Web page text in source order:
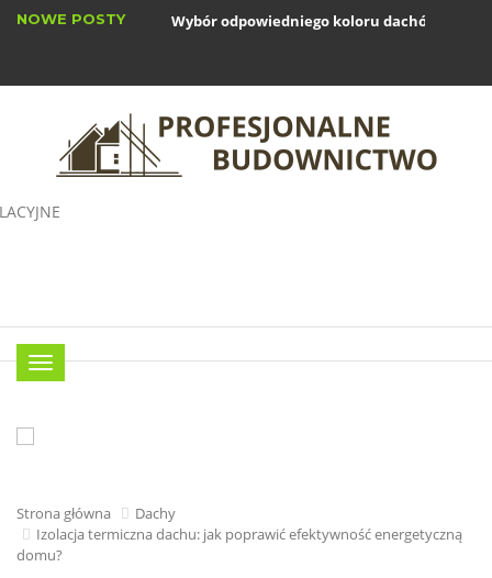
NOWE POSTY
Wybór odpowiedniego koloru dachówki:
Menu
Strona główna
Dachy
Izolacja termiczna dachu: jak poprawić efektywność energetyczną
domu?